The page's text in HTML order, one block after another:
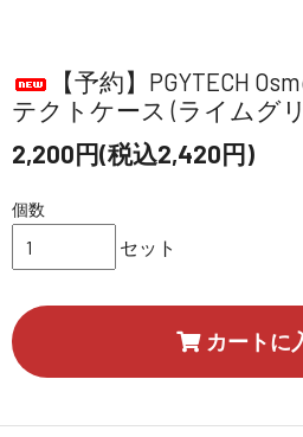
【予約】PGYTECH
テクトケース (ライムグ
2,200円(税込2,420円)
個数
セット
カートに